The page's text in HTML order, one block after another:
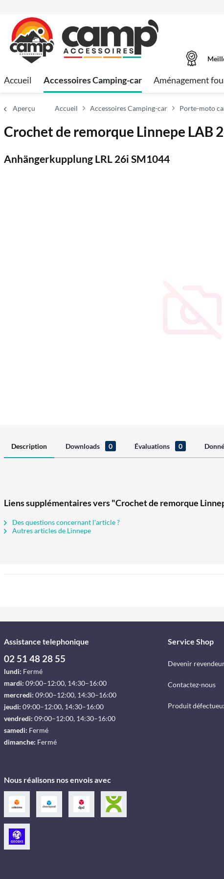
Accueil Accessoires Camping-car Aménagement
Aperçu Accueil Accessoires Camping-car Porte-moto
Crochet de remorque Linnepe LAB
Anhängerkupplung LRL 26i SM1044
Description Downloads 0 Évaluations 0
Liens supplémentaires vers "Crochet de remorque
Des questions concernant l'article ?
Autres articles de Linnepe
Assistance telephonique
02 51 48 28 55
lundi: Fermé
mardi: 09:00–12:00, 14:30–16:00
mercredi: 09:00–12:00, 14:30–16:00
jeudi: 09:00–12:00, 14:30–16:00
vendredi: 09:00–12:00, 14:30–16:00
samedi: Fermé
dimanche: Fermé
Nous réalisons nos envois avec
Service Shop
Devenir
Contactez-nous
Produit